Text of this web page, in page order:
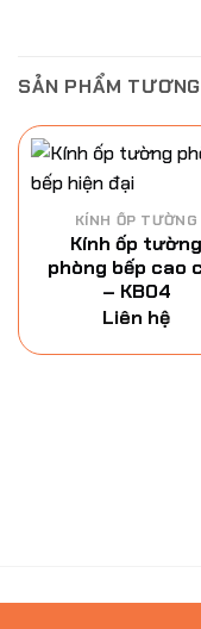
SẢN PHẨM
KÍNH ỐP TƯỜNG
Kính ốp tường
phòng bếp cao
– KB04
Liên hệ